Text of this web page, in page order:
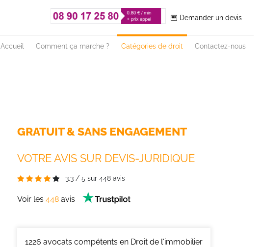
Demander un devis
Accueil Comment ça marche ? Catégories de droit Contactez-nous
GRATUIT & SANS ENGAGEMENT
VOTRE AVIS SUR DEVIS-JURIDIQUE
3.3 / 5 sur 448 avis
Voir les 448 avis
1226 avocats compétents en Droit de l'immobilier